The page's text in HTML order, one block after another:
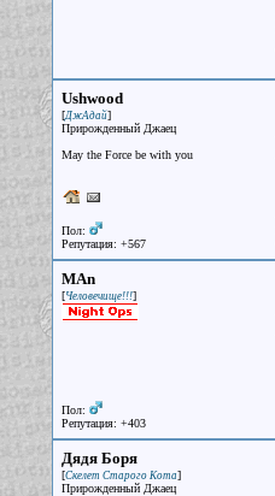
Ushwood
[ДжАдай]
Прирожденный Джаец
May the Force be with you
Пол:
Репутация: +567
MAn
[Человечище!!!]
Пол:
Репутация: +403
Дядя Боря
[Скелет Старого Кота]
Прирожденный Джаец